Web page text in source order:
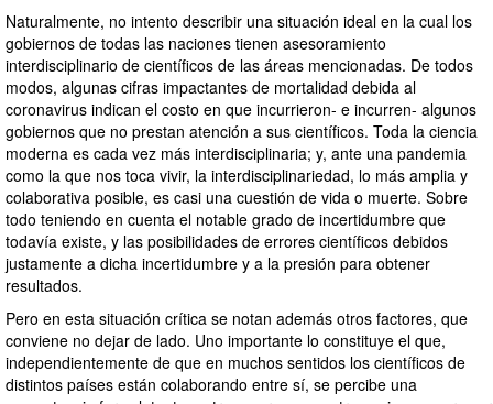
Naturalmente, no intento describir una situación ideal en la cual los
gobiernos de todas las naciones tienen asesoramiento
interdisciplinario de científicos de las áreas mencionadas. De todos
modos, algunas cifras impactantes de mortalidad debida al
coronavirus indican el costo en que incurrieron- e incurren- algunos
gobiernos que no prestan atención a sus científicos. Toda la ciencia
moderna es cada vez más interdisciplinaria; y, ante una pandemia
como la que nos toca vivir, la interdisciplinariedad, lo más amplia y
colaborativa posible, es casi una cuestión de vida o muerte. Sobre
todo teniendo en cuenta el notable grado de incertidumbre que
todavía existe, y las posibilidades de errores científicos debidos
justamente a dicha incertidumbre y a la presión para obtener
resultados.
Pero en esta situación crítica se notan además otros factores, que
conviene no dejar de lado. Uno importante lo constituye el que,
independientemente de que en muchos sentidos los científicos de
distintos países están colaborando entre sí, se percibe una